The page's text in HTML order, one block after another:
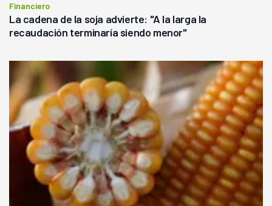
Financiero
La cadena de la soja advierte: "A la larga la
recaudación terminaría siendo menor"